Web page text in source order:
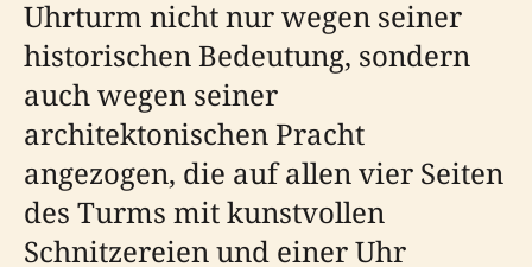
Uhrturm nicht nur wegen seiner
historischen Bedeutung, sondern
auch wegen seiner
architektonischen Pracht
angezogen, die auf allen vier Seiten
des Turms mit kunstvollen
Schnitzereien und einer Uhr